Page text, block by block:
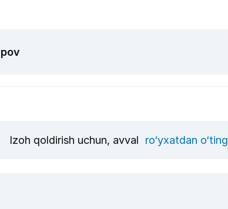
Izoh qoldirish uchun, avval ro‘yxatdan o‘ting